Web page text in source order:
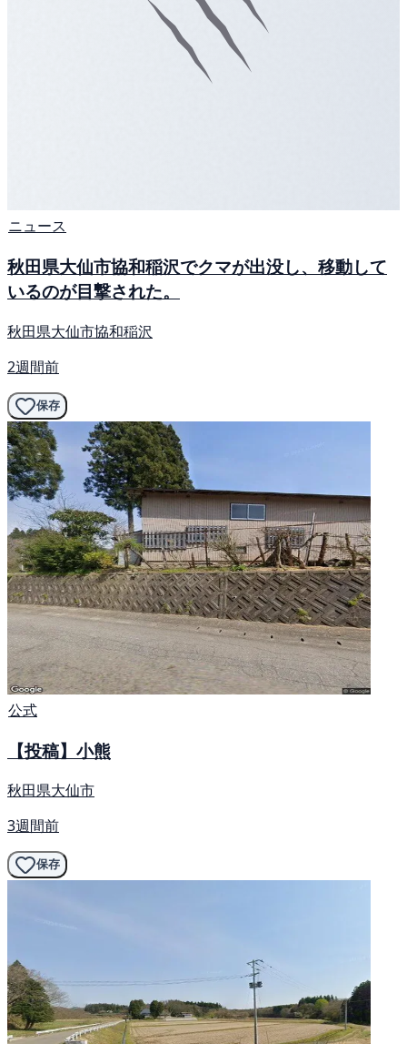
ニュース
秋田県大仙市協和稲沢でクマが出没し、移動して
いるのが目撃された。
秋田県大仙市協和稲沢
2週間前
保存
公式
【投稿】小熊
秋田県大仙市
3週間前
保存